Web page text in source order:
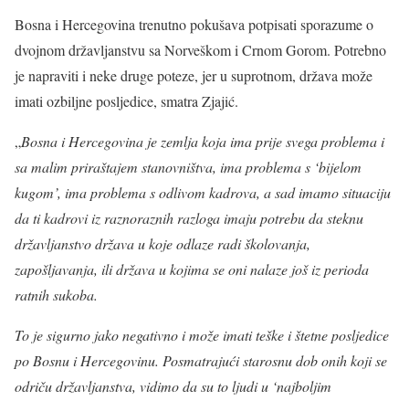
Bosna i Hercegovina trenutno pokušava potpisati sporazume o
dvojnom državljanstvu sa Norveškom i Crnom Gorom. Potrebno
je napraviti i neke druge poteze, jer u suprotnom, država može
imati ozbiljne posljedice, smatra Zjajić.
„Bosna i Hercegovina je zemlja koja ima prije svega problema i
sa malim priraštajem stanovništva, ima problema s ‘bijelom
kugom’, ima problema s odlivom kadrova, a sad imamo situaciju
da ti kadrovi iz raznoraznih razloga imaju potrebu da steknu
državljanstvo država u koje odlaze radi školovanja,
zapošljavanja, ili država u kojima se oni nalaze još iz perioda
ratnih sukoba.
To je sigurno jako negativno i može imati teške i štetne posljedice
po Bosnu i Hercegovinu. Posmatrajući starosnu dob onih koji se
odriču državljanstva, vidimo da su to ljudi u ‘najboljim